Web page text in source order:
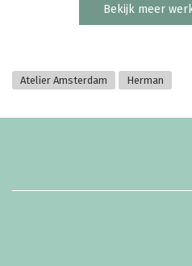
Bekijk meer
Atelier Amsterdam Herman